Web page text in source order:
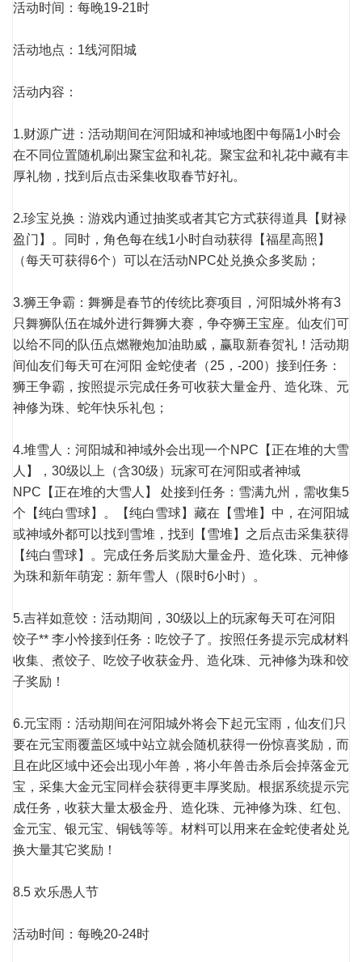
活动时间：每晚19-21时
活动地点：1线河阳城
活动内容：
1.财源广进：活动期间在河阳城和神域地图中每隔1小时会
在不同位置随机刷出聚宝盆和礼花。聚宝盆和礼花中藏有丰
厚礼物，找到后点击采集收取春节好礼。
2.珍宝兑换：游戏内通过抽奖或者其它方式获得道具【财禄
盈门】。同时，角色每在线1小时自动获得【福星高照】
（每天可获得6个）可以在活动NPC处兑换众多奖励；
3.狮王争霸：舞狮是春节的传统比赛项目，河阳城外将有3
只舞狮队伍在城外进行舞狮大赛，争夺狮王宝座。仙友们可
以给不同的队伍点燃鞭炮加油助威，赢取新春贺礼！活动期
间仙友们每天可在河阳 金蛇使者（25，-200）接到任务：
狮王争霸，按照提示完成任务可收获大量金丹、造化珠、元
神修为珠、蛇年快乐礼包；
4.堆雪人：河阳城和神域外会出现一个NPC【正在堆的大雪
人】，30级以上（含30级）玩家可在河阳或者神域
NPC【正在堆的大雪人】 处接到任务：雪满九州，需收集5
个【纯白雪球】。【纯白雪球】藏在【雪堆】中，在河阳城
或神域外都可以找到雪堆，找到【雪堆】之后点击采集获得
【纯白雪球】。完成任务后奖励大量金丹、造化珠、元神修
为珠和新年萌宠：新年雪人（限时6小时）。
5.吉祥如意饺：活动期间，30级以上的玩家每天可在河阳
饺子** 李小怜接到任务：吃饺子了。按照任务提示完成材料
收集、煮饺子、吃饺子收获金丹、造化珠、元神修为珠和饺
子奖励！
6.元宝雨：活动期间在河阳城外将会下起元宝雨，仙友们只
要在元宝雨覆盖区域中站立就会随机获得一份惊喜奖励，而
且在此区域中还会出现小年兽，将小年兽击杀后会掉落金元
宝，采集大金元宝同样会获得更丰厚奖励。根据系统提示完
成任务，收获大量太极金丹、造化珠、元神修为珠、红包、
金元宝、银元宝、铜钱等等。材料可以用来在金蛇使者处兑
换大量其它奖励！
8.5 欢乐愚人节
活动时间：每晚20-24时